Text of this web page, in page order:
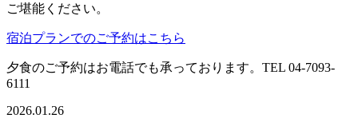
ご堪能ください。
宿泊プランでのご予約はこちら
夕食のご予約はお電話でも承っております。TEL 04-7093-
6111
2026.01.26